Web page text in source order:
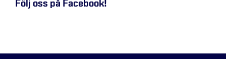
Följ oss på Facebook!